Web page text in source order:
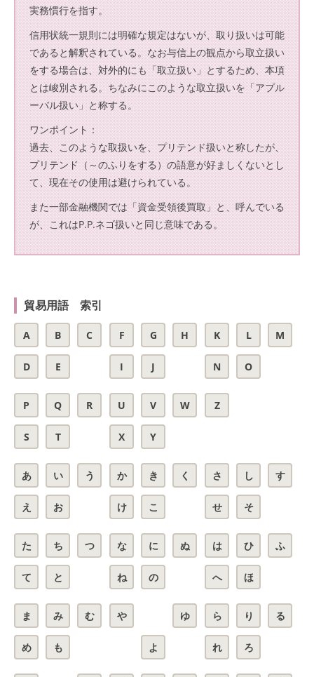
実務慣行を指す。
信用状統一規則には明確な規定はないが、取り扱いは可能
であると解釈されている。なお与信上の観点から取立扱い
をする場合は、対外的にも「取立扱い」とするため、本項
とは峻別される。ちなみにこのような取立扱いを「アプル
ーバル扱い」と称する。
ワンポイント：
過去、このような取扱いを、プリテンド扱いと称したが、
プリテンド（～のふりをする）の語意が好ましくないとし
て、現在その使用は避けられている。
また一部金融機関では「資金受領後買取」と、呼んでいる
が、これはP.P.ネゴ扱いと同じ意味である。
貿易用語 索引
A B C
D E
F G H
I J
K L M
N O
P Q R
S T
U V W
X Y
Z
あ い う
え お
か き く
け こ
さ し す
せ そ
た ち つ
て と
な に ぬ
ね の
は ひ ふ
へ ほ
ま み む
め も
や ゆ
よ
ら り る
れ ろ